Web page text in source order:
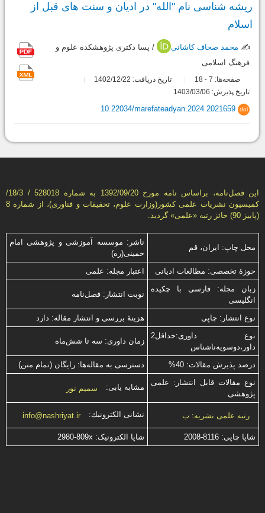
ریشه شناسی نام "الله" در ادیان و سنت های قبل از
اسلام
✍️ محمد صحاف کاشانی
/ پسا دکتری پژوهشکده علوم و
فرهنگ اسلامی
صفحه‌ها: 7
-
تاریخ دریافت: 1402/12/22
تاریخ پذیرش: 1403/03/06
doi
10.22034/marefateadyan.2024.2021659
این فصل‌نامه، براساس نامه مورخ 1392/09/20 به شماره 528018 / 18/3/
كمیسیون نشریات علمی كشور(وزارت علوم، تحقیقات و فناوری)، از شماره 8
(پاییز 90) حائز رتبه «علمی» گردید.
محل چاپ: ایران، قم
ناشر: موسسه آموزشی و پژوهشی امام
خمینی(ره)
حوزۀ تخصصی: مطالعات ادیانی
اعتبار مجله: علمی
زبان مجله: فارسی با چكیده
انگلیسی
نوبت انتشار: فصل‌نامه
نوع انتشار: چاپی
هزینۀ بررسی و انتشار مقاله: دارد
نوع داوری:حداقل2
داور،دوسویه‌ناشناس
زمان داوری: سه تا شش‌ماه
درصد پذیرش مقالات: 40%
دسترسی به مقاله‌ها: رایگان (تمام متن)
نوع مقالات قابل انتشار: علمی
پژوهشی
مشابه یابی: سمیم نور
رتبه علمی نشریه: ب نشانی الكترونیك: info@nashriyat.ir
شاپا چاپی: 2008-8116 شاپا الکترونیک: 2980-809x